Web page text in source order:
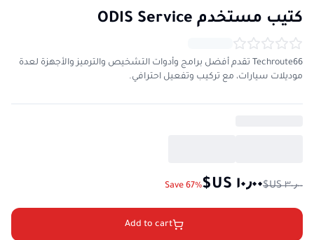
كتيب مستخدم ODIS Service
Techroute66 تقدم أفضل برامج وأدوات التشخيص والترميز والأجهزة لعدة
موديلات سيارات، مع تركيب وتفعيل احترافي.
Save 67%
Add to cart